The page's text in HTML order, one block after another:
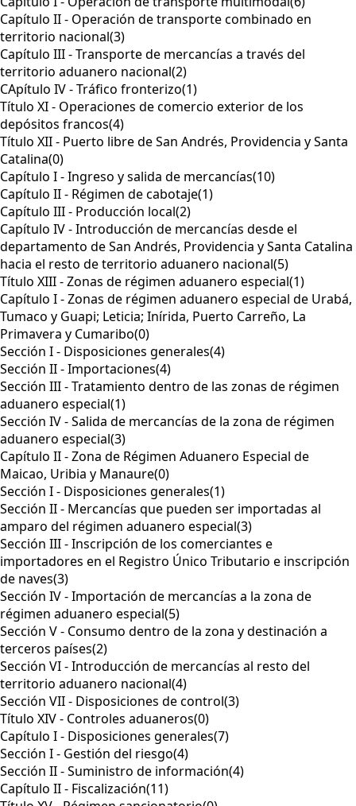
Capítulo II - Operación de transporte combinado en
territorio nacional(3)
Capítulo III - Transporte de mercancías a través del
territorio aduanero nacional(2)
CApítulo IV - Tráfico fronterizo(1)
Título XI - Operaciones de comercio exterior de los
depósitos francos(4)
Título XII - Puerto libre de San Andrés, Providencia y Santa
Catalina(0)
Capítulo I - Ingreso y salida de mercancías(10)
Capítulo II - Régimen de cabotaje(1)
Capítulo III - Producción local(2)
Capítulo IV - Introducción de mercancías desde el
departamento de San Andrés, Providencia y Santa Catalina
hacia el resto de territorio aduanero nacional(5)
Título XIII - Zonas de régimen aduanero especial(1)
Capítulo I - Zonas de régimen aduanero especial de Urabá,
Tumaco y Guapi; Leticia; Inírida, Puerto Carreño, La
Primavera y Cumaribo(0)
Sección I - Disposiciones generales(4)
Sección II - Importaciones(4)
Sección III - Tratamiento dentro de las zonas de régimen
aduanero especial(1)
Sección IV - Salida de mercancías de la zona de régimen
aduanero especial(3)
Capítulo II - Zona de Régimen Aduanero Especial de
Maicao, Uribia y Manaure(0)
Sección I - Disposiciones generales(1)
Sección II - Mercancías que pueden ser importadas al
amparo del régimen aduanero especial(3)
Sección III - Inscripción de los comerciantes e
importadores en el Registro Único Tributario e inscripción
de naves(3)
Sección IV - Importación de mercancías a la zona de
régimen aduanero especial(5)
Sección V - Consumo dentro de la zona y destinación a
terceros países(2)
Sección VI - Introducción de mercancías al resto del
territorio aduanero nacional(4)
Sección VII - Disposiciones de control(3)
Título XIV - Controles aduaneros(0)
Capítulo I - Disposiciones generales(7)
Sección I - Gestión del riesgo(4)
Sección II - Suministro de información(4)
Capítulo II - Fiscalización(11)